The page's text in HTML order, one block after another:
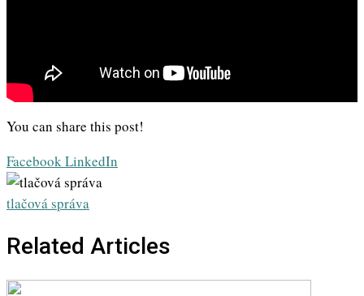
You can share this post!
FacebookLinkedIn
tlačová správa
Related Articles